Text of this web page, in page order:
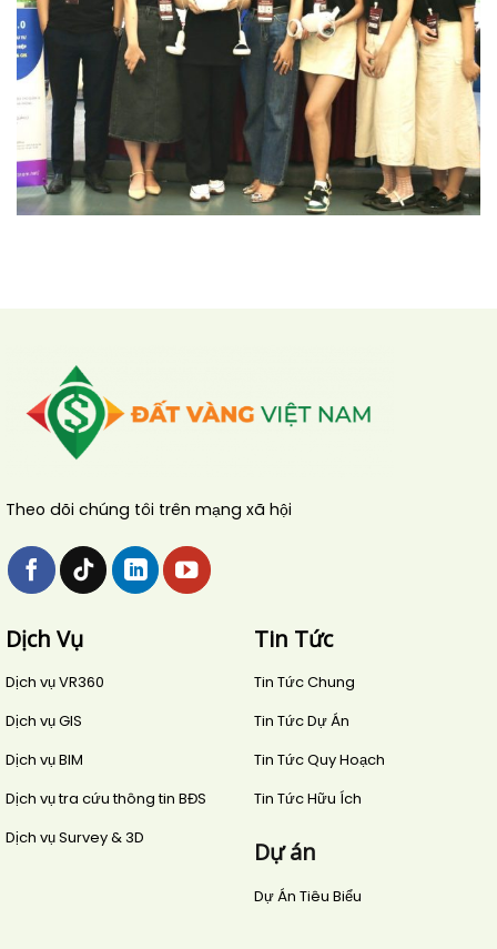
Theo dõi chúng tôi trên mạng xã hội
Dịch Vụ
Dịch vụ VR360
Dịch vụ GIS
Dịch vụ BIM
Dịch vụ tra cứu thông tin BĐS
Dịch vụ Survey & 3D
Tin Tức
Tin Tức Chung
Tin Tức Dự Án
Tin Tức Quy Hoạch
Tin Tức Hữu Ích
Dự án
Dự Án Tiêu Biểu